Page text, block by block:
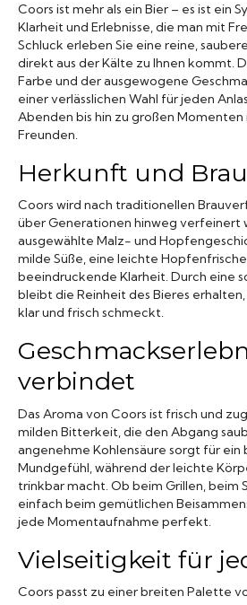
Coors ist mehr als ein Bier – es ist ein
Klarheit und Erlebnisse, die man mit
Schluck erleben Sie eine reine,
direkt aus der Kälte zu Ihnen kommt.
Farbe und der ausgewogene
einer verlässlichen Wahl für jeden
Abenden bis hin zu großen Momenten
Freunden.
Herkunft und
Coors wird nach traditionellen
über Generationen hinweg verfeinert
ausgewählte Malz- und
milde Süße, eine leichte
beeindruckende Klarheit. Durch eine
bleibt die Reinheit des Bieres
klar und frisch schmeckt.
verbindet
Das Aroma von Coors ist frisch und
milden Bitterkeit, die den Abgang
angenehme Kohlensäure sorgt für ein
Mundgefühl, während der leichte
trinkbar macht. Ob beim Grillen,
einfach beim gemütlichen
jede Momentaufnahme perfekt.
Vielseitigkeit für
Coors passt zu einer breiten Palette